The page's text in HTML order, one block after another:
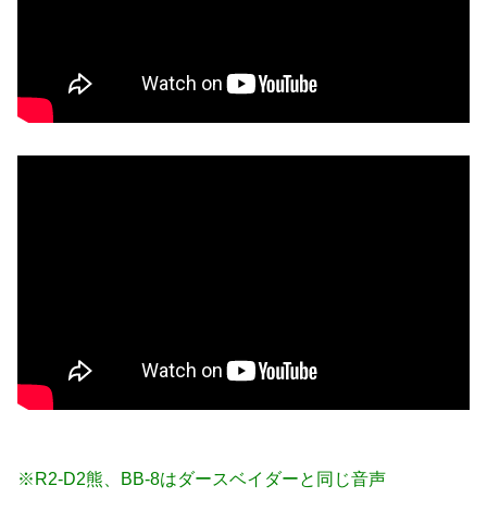
※R2-D2熊、BB-8はダースベイダーと同じ音声